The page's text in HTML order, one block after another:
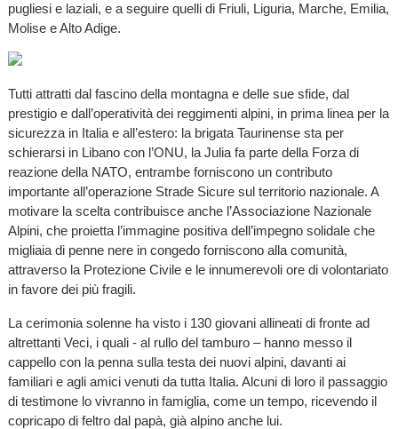
pugliesi e laziali, e a seguire quelli di Friuli, Liguria, Marche, Emilia,
Molise e Alto Adige.
Tutti attratti dal fascino della montagna e delle sue sfide, dal
prestigio e dall’operatività dei reggimenti alpini, in prima linea per la
sicurezza in Italia e all’estero: la brigata Taurinense sta per
schierarsi in Libano con l’ONU, la Julia fa parte della Forza di
reazione della NATO, entrambe forniscono un contributo
importante all’operazione Strade Sicure sul territorio nazionale. A
motivare la scelta contribuisce anche l’Associazione Nazionale
Alpini, che proietta l’immagine positiva dell’impegno solidale che
migliaia di penne nere in congedo forniscono alla comunità,
attraverso la Protezione Civile e le innumerevoli ore di volontariato
in favore dei più fragili.
La cerimonia solenne ha visto i 130 giovani allineati di fronte ad
altrettanti Veci, i quali - al rullo del tamburo – hanno messo il
cappello con la penna sulla testa dei nuovi alpini, davanti ai
familiari e agli amici venuti da tutta Italia. Alcuni di loro il passaggio
di testimone lo vivranno in famiglia, come un tempo, ricevendo il
copricapo di feltro dal papà, già alpino anche lui.